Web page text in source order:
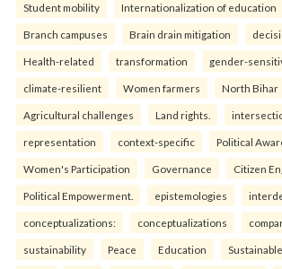
Student mobility Internationalization of education
Branch campuses Brain drain mitigation
Health-related transformation gender-
climate-resilient Women farmers North Bihar
Agricultural challenges Land rights.
representation context-specific Political
Women's Participation Governance Citizen
Political Empowerment. epistemologies
conceptualizations: conceptualizations
sustainability Peace Education Sustainable